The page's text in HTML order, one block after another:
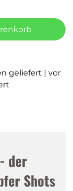
geliefert | vor
der
Shots